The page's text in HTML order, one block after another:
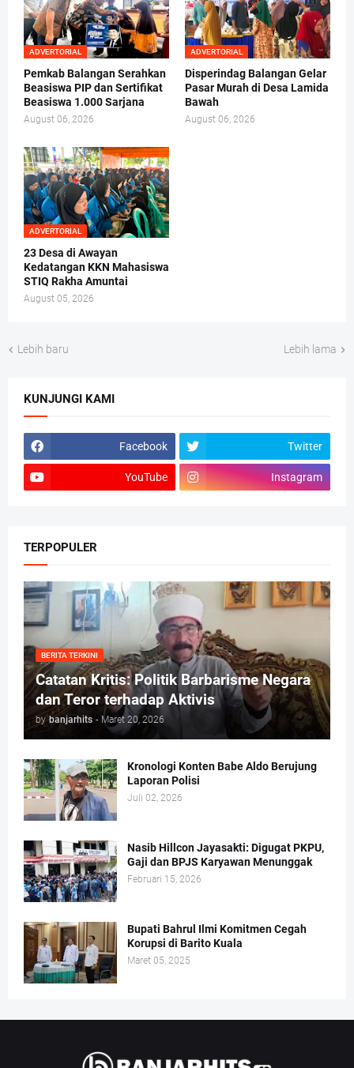
ADVERTORIAL
Pemkab Balangan Serahkan
Beasiswa PIP dan Sertifikat
Beasiswa 1.000 Sarjana
August 06, 2026
ADVERTORIAL
Disperindag Balangan Gelar
Pasar Murah di Desa Lamida
Bawah
August 06, 2026
ADVERTORIAL
23 Desa di Awayan
Kedatangan KKN Mahasiswa
STIQ Rakha Amuntai
August 05, 2026
Lebih baru Lebih lama
KUNJUNGI KAMI
Facebook Twitter
YouTube Instagram
TERPOPULER
BERITA TERKINI
Catatan Kritis: Politik Barbarisme Negara
dan Teror terhadap Aktivis
by banjarhits - Maret 20, 2026
Kronologi Konten Babe Aldo Berujung
Laporan Polisi
Juli 02, 2026
Nasib Hillcon Jayasakti: Digugat PKPU,
Gaji dan BPJS Karyawan Menunggak
Februari 15, 2026
Bupati Bahrul Ilmi Komitmen Cegah
Korupsi di Barito Kuala
Maret 05, 2025